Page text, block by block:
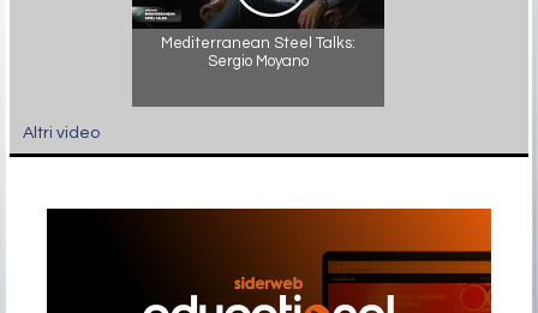
Mediterranean Steel Talks:
Sergio Moyano
Altri video